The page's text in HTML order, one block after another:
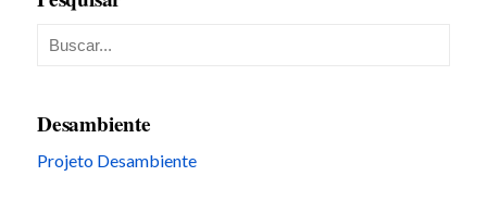
Desambiente
Projeto Desambiente